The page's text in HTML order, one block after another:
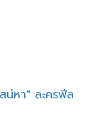
หา" ละครฟีล